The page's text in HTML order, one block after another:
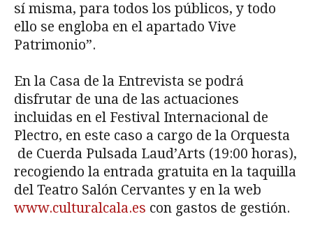
sí misma, para todos los públicos, y todo
ello se engloba en el apartado Vive
Patrimonio”.
En la Casa de la Entrevista se podrá
disfrutar de una de las actuaciones
incluidas en el Festival Internacional de
Plectro, en este caso a cargo de la Orquesta
de Cuerda Pulsada Laud’Arts (19:00 horas),
recogiendo la entrada gratuita en la taquilla
del Teatro Salón Cervantes y en la web
www.culturalcala.es con gastos de gestión.